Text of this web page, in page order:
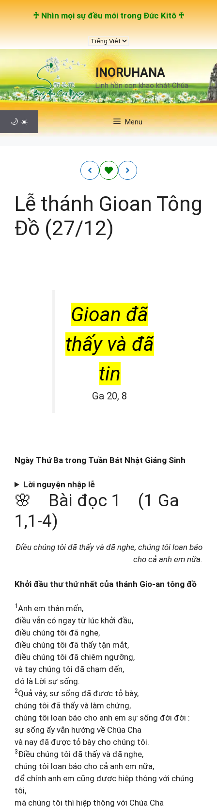
Chuyển
đến
nội
dung
♰ Nhìn mọi sự đều mới trong Đức Kitô ♰
Chọn
một
ngôn
ngữINORUHANA
Linh hồn con khao khát Chúa
🌙 ☀️ Menu
Lễ thánh Gioan Tông
Đồ (27/12)
Gioan đã
thấy và đã
tin
Ga 20, 8
Ngày Thứ Ba trong Tuần Bát Nhật Giáng Sinh
Lời nguyện nhập lễ
🌸 Bài đọc 1 (1 Ga
1,1-4)
Điều chúng tôi đã thấy và đã nghe, chúng tôi loan báo
cho cả anh em nữa.
Khởi đầu thư thứ nhất của thánh Gio-an tông đồ
1Anh em thân mến,
điều vẫn có ngay từ lúc khởi đầu,
điều chúng tôi đã nghe,
điều chúng tôi đã thấy tận mắt,
điều chúng tôi đã chiêm ngưỡng,
và tay chúng tôi đã chạm đến,
đó là Lời sự sống.
2Quả vậy, sự sống đã được tỏ bày,
chúng tôi đã thấy và làm chứng,
chúng tôi loan báo cho anh em sự sống đời đời :
sự sống ấy vẫn hướng về Chúa Cha
và nay đã được tỏ bày cho chúng tôi.
3Điều chúng tôi đã thấy và đã nghe,
chúng tôi loan báo cho cả anh em nữa,
để chính anh em cũng được hiệp thông với chúng
tôi,
mà chúng tôi thì hiệp thông với Chúa Cha